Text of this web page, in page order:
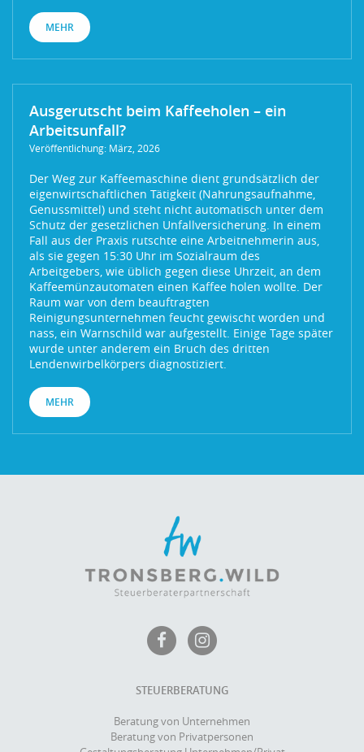
MEHR
Ausgerutscht beim Kaffeeholen – ein
Arbeitsunfall?
Veröffentlichung: März, 2026
Der Weg zur Kaffeemaschine dient grundsätzlich der
eigenwirtschaftlichen Tätigkeit (Nahrungsaufnahme,
Genussmittel) und steht nicht automatisch unter dem
Schutz der gesetzlichen Unfallversicherung. In einem
Fall aus der Praxis rutschte eine Arbeitnehmerin aus,
als sie gegen 15:30 Uhr im Sozialraum des
Arbeitgebers, wie üblich gegen diese Uhrzeit, an dem
Kaffeemünzautomaten einen Kaffee holen wollte. Der
Raum war von dem beauftragten
Reinigungsunternehmen feucht gewischt worden und
nass, ein Warnschild war aufgestellt. Einige Tage später
wurde unter anderem ein Bruch des dritten
Lendenwirbelkörpers diagnostiziert.
MEHR
STEUERBERATUNG
Beratung von Unternehmen
Beratung von Privatpersonen